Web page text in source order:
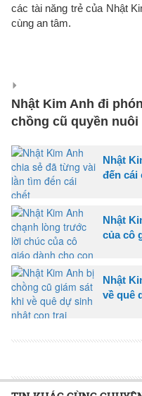
các tài năng trẻ của Nhật
cùng an tâm.
Nhật Kim Anh đi
chồng cũ quyền nuôi
Nhật
đến cái
Nhật
của cô
Nhật
về quê